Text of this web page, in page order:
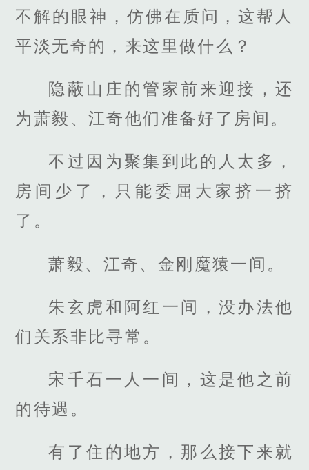
不解的眼神，仿佛在质问，这帮人
平淡无奇的，来这里做什么？
隐蔽山庄的管家前来迎接，还
为萧毅、江奇他们准备好了房间。
不过因为聚集到此的人太多，
房间少了，只能委屈大家挤一挤
了。
萧毅、江奇、金刚魔猿一间。
朱玄虎和阿红一间，没办法他
们关系非比寻常。
宋千石一人一间，这是他之前
的待遇。
有了住的地方，那么接下来就